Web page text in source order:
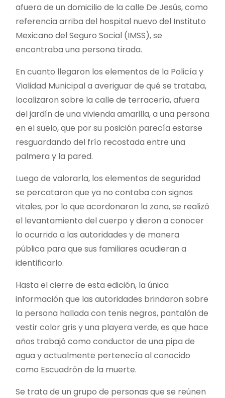
afuera de un domicilio de la calle De Jesús, como
referencia arriba del hospital nuevo del Instituto
Mexicano del Seguro Social (IMSS), se
encontraba una persona tirada.
En cuanto llegaron los elementos de la Policía y
Vialidad Municipal a averiguar de qué se trataba,
localizaron sobre la calle de terracería, afuera
del jardín de una vivienda amarilla, a una persona
en el suelo, que por su posición parecía estarse
resguardando del frío recostada entre una
palmera y la pared.
Luego de valorarla, los elementos de seguridad
se percataron que ya no contaba con signos
vitales, por lo que acordonaron la zona, se realizó
el levantamiento del cuerpo y dieron a conocer
lo ocurrido a las autoridades y de manera
pública para que sus familiares acudieran a
identificarlo.
Hasta el cierre de esta edición, la única
información que las autoridades brindaron sobre
la persona hallada con tenis negros, pantalón de
vestir color gris y una playera verde, es que hace
años trabajó como conductor de una pipa de
agua y actualmente pertenecía al conocido
como Escuadrón de la muerte.
Se trata de un grupo de personas que se reúnen